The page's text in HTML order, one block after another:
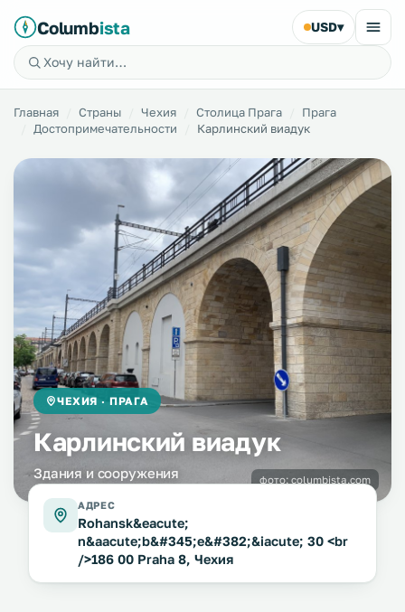
Columbista USD▾
Главная Страны Чехия Столица Прага
Прага
Достопримечательности
Карлинский виадук
ЧЕХИЯ · ПРАГА
Карлинский виадук
Здания и сооружения фото: columbista.com
АДРЕС
Rohansk&eacute;
n&aacute;b&#345;e&#382;&iacute; 30 <br
/>186 00 Praha 8, Чехия